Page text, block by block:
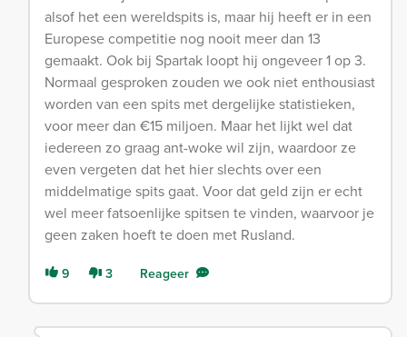
alsof het een wereldspits is, maar hij heeft er in een
Europese competitie nog nooit meer dan 13
gemaakt. Ook bij Spartak loopt hij ongeveer 1 op 3.
Normaal gesproken zouden we ook niet enthousiast
worden van een spits met dergelijke statistieken,
voor meer dan €15 miljoen. Maar het lijkt wel dat
iedereen zo graag ant-woke wil zijn, waardoor ze
even vergeten dat het hier slechts over een
middelmatige spits gaat. Voor dat geld zijn er echt
wel meer fatsoenlijke spitsen te vinden, waarvoor je
geen zaken hoeft te doen met Rusland.
9 3 Reageer